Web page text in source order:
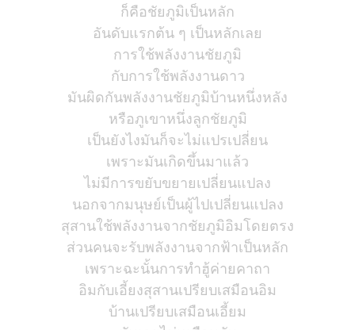
ก็คือชัยภูมิเป็นหลัก
อันดับแรกต้น ๆ เป็นหลักเลย
การใช้พลังงานชัยภูมิ
กับการใช้พลังงานดาว
มันผิดกันพลังงานชัยภูมิบ้านหนึ่งหลัง
หรือภูเขาหนึ่งลูกชัยภูมิ
เป็นยังไงมันก็จะไม่แปรเปลี่ยน
เพราะมันเกิดขึ้นมาแล้ว
ไม่มีการขยับขยายเปลี่ยนแปลง
นอกจากมนุษย์เป็นผู้ไปเปลี่ยนแปลง
สุสานใช้พลังงานจากชัยภูมิอิมโดยตรง
ส่วนคนจะรับพลังงานจากฟ้าเป็นหลัก
เพราะฉะนั้นการทำฮู้ค่ายคาถา
อิมกับเอี้ยงสุสานเปรียบเสมือนอิม
บ้านเปรียบเสมือนเอี้ยม